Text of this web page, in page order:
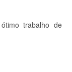
trabalho de